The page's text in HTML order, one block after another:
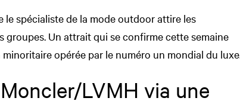
le spécialiste de la mode outdoor attire les
groupes. Un attrait qui se confirme cette semaine
opérée par le numéro un mondial du luxe.
LVMH via une